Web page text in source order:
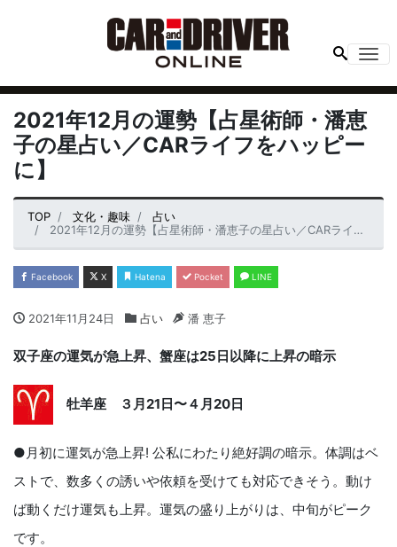
2021年12月の運勢【占星術師・潘恵
子の星占い／CARライフをハッピー
に】
TOP 文化・趣味
占い
2021年12月の運勢【占星術師・潘恵子の星占い／CARライフをハッピーに】
Facebook X Hatena Pocket LINE
2021年11月24日 占い 潘 恵子
双子座の運気が急上昇、蟹座は25日以降に上昇の暗示
牡羊座 ３月21日〜４月20日
●月初に運気が急上昇! 公私にわたり絶好調の暗示。体調はベ
ストで、数多くの誘いや依頼を受けても対応できそう。動け
ば動くだけ運気も上昇。運気の盛り上がりは、中旬がピーク
です。